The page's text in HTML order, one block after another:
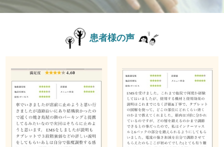
患者様の声